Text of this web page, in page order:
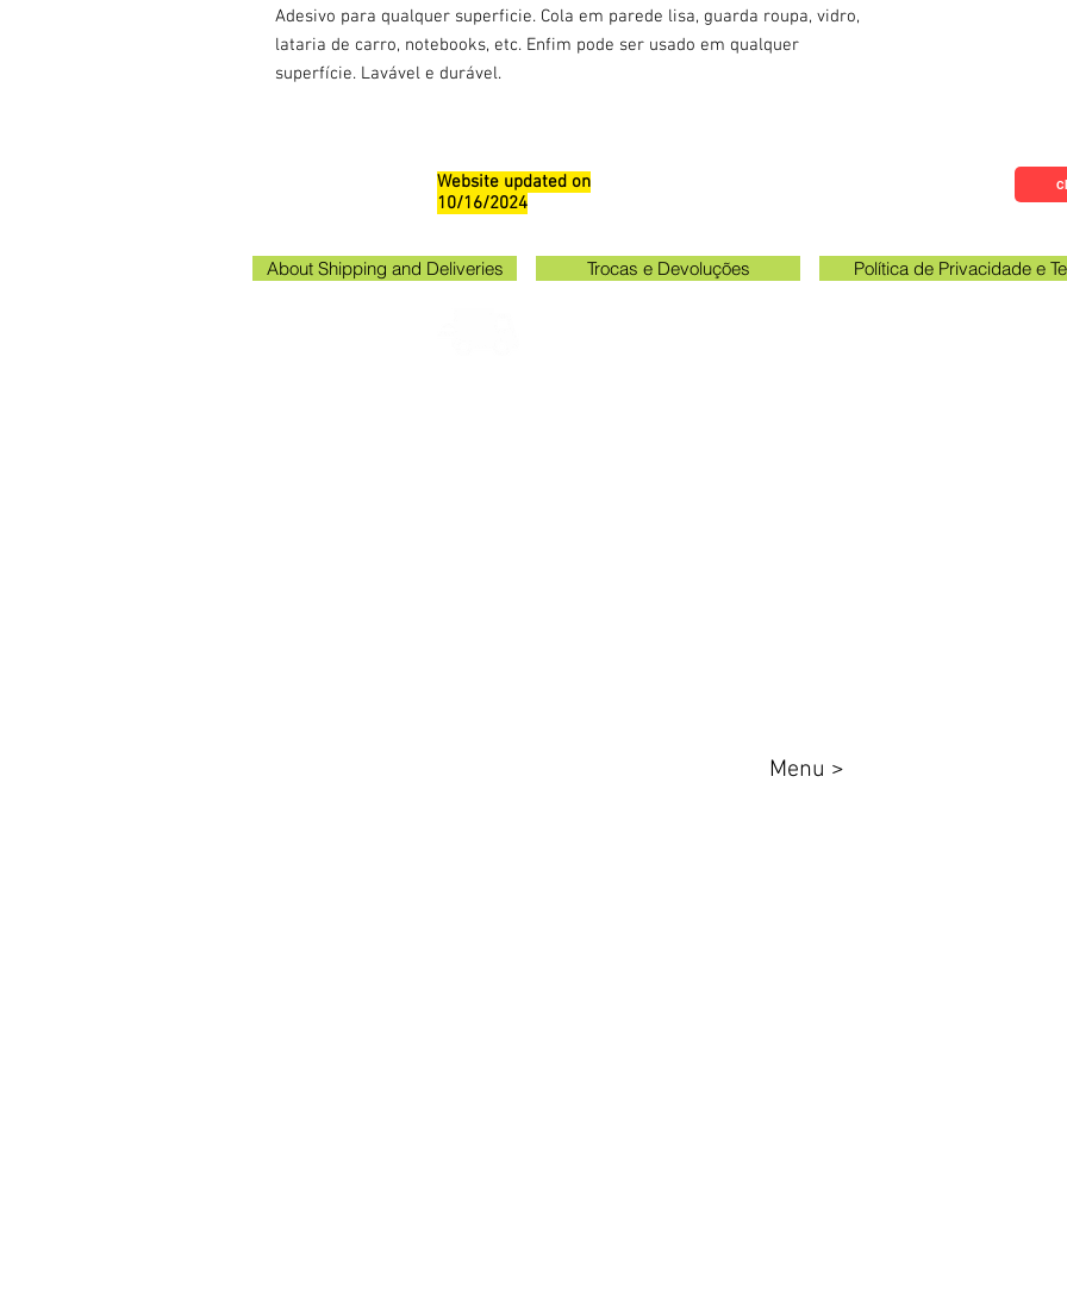
Adesivo para qualquer superficie. Cola em parede lisa, guarda roupa, vidro,
lataria de carro, notebooks, etc. Enfim pode ser usado em qualquer
superfície. Lavável e durável.
Website updated on
10/16/2024
About Shipping and Deliveries Trocas e Devoluções Política de Privacidade e
Menu >